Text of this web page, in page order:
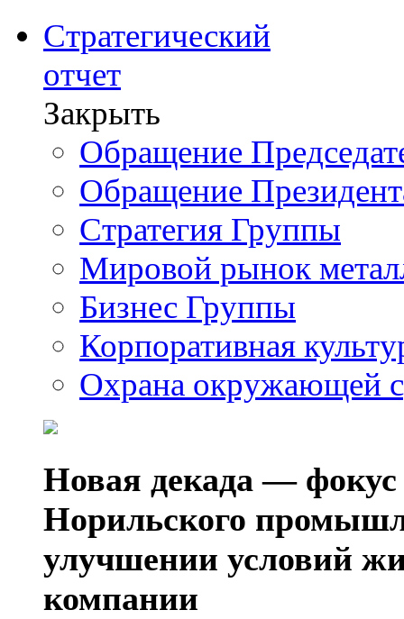
Стратегический
отчет
Закрыть
Обращение
Обращение
Стратегия Группы
Мировой рынок
Бизнес Группы
Корпоративная
Охрана окружающей
Новая декада — фокус
Норильского
улучшении условий
компании